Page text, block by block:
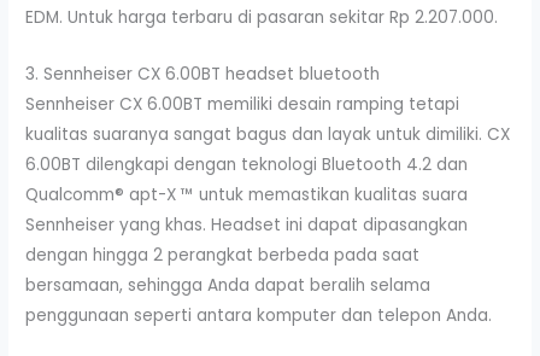
EDM. Untuk harga terbaru di pasaran sekitar Rp 2.207.000.
3. Sennheiser CX 6.00BT headset bluetooth
Sennheiser CX 6.00BT memiliki desain ramping tetapi
kualitas suaranya sangat bagus dan layak untuk dimiliki. CX
6.00BT dilengkapi dengan teknologi Bluetooth 4.2 dan
Qualcomm® apt-X ™ untuk memastikan kualitas suara
Sennheiser yang khas. Headset ini dapat dipasangkan
dengan hingga 2 perangkat berbeda pada saat
bersamaan, sehingga Anda dapat beralih selama
penggunaan seperti antara komputer dan telepon Anda.